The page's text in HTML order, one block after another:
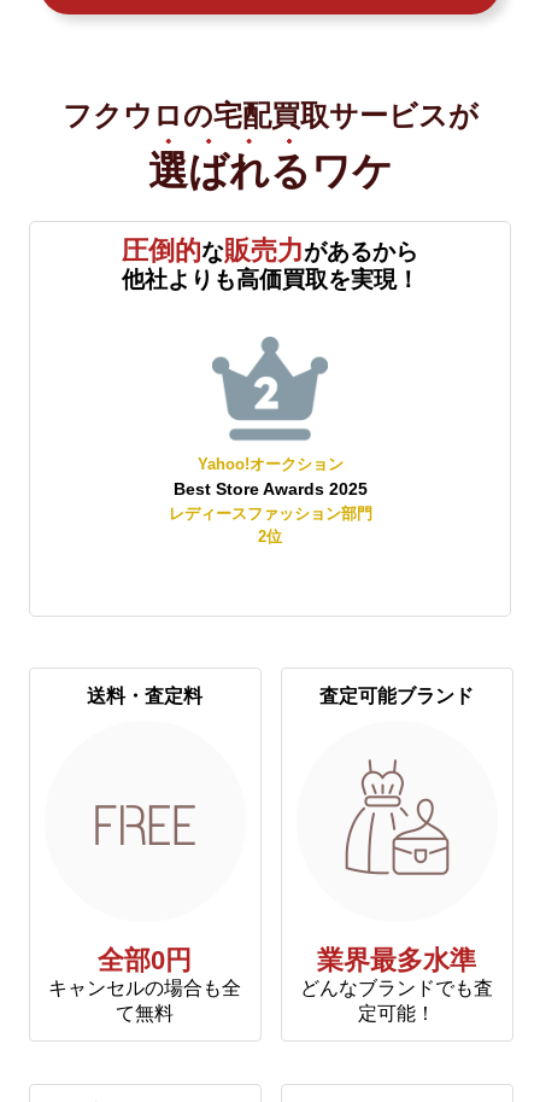
フクウロの宅配買取サービスが
選ばれる ワケ
圧倒的な販売力があるから
他社よりも高価買取を実現！
Yahoo!オークション
Best Store Awards 2025
レディースファッション部門
2位
送料・査定料
全部0円
キャンセルの場合も全
て無料
査定可能ブランド
業界最多水準
どんなブランドでも査
定可能！